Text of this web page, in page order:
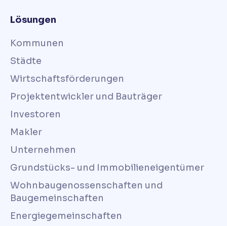
Lösungen
Kommunen
Städte
Wirtschaftsförderungen
Projektentwickler und Bauträger
Investoren
Makler
Unternehmen
Grundstücks- und Immobilieneigentümer
Wohnbaugenossenschaften und
Baugemeinschaften
Energiegemeinschaften